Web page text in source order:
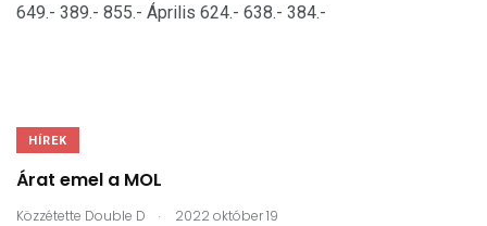
649.- 389.- 855.- Április 624.- 638.- 384.-
HÍREK
Árat emel a MOL
Közzétette Double D . 2022 október 19